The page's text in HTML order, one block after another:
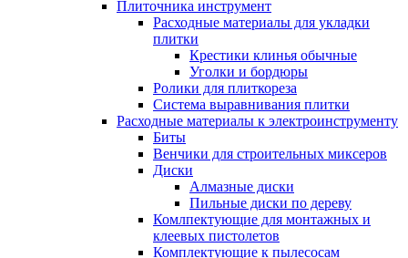
Плиточника инструмент
Расходные материалы для укладки
плитки
Крестики клинья обычные
Уголки и бордюры
Ролики для плиткореза
Система выравнивания плитки
Расходные материалы к электроинструменту
Биты
Венчики для строительных миксеров
Диски
Алмазные диски
Пильные диски по дереву
Комлпектующие для монтажных и
клеевых пистолетов
Комплектующие к пылесосам